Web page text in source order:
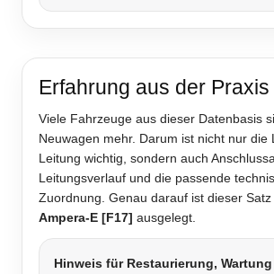
Erfahrung aus der Praxis
Viele Fahrzeuge aus dieser Datenbasis
Neuwagen mehr. Darum ist nicht nur die
Leitung wichtig, sondern auch
Leitungsverlauf und die passende
Zuordnung. Genau darauf ist dieser Satz
Ampera-E [F17] ausgelegt.
Hinweis für Restaurierung,